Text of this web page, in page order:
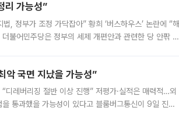
리 가능성”
, 정부가 조정 가닥잡아” 황희 ‘버스하우스’ 논란에 “해
불어민주당은 정부의 세제 개편안과 관련한 당 안팎 의
악 국면 지났을 가능성”
레버리징 절반 이상 진행” 저평가·실적은 매력적…외
통과했을 가능성이 있다고 블룸버그통신이 9일 진단